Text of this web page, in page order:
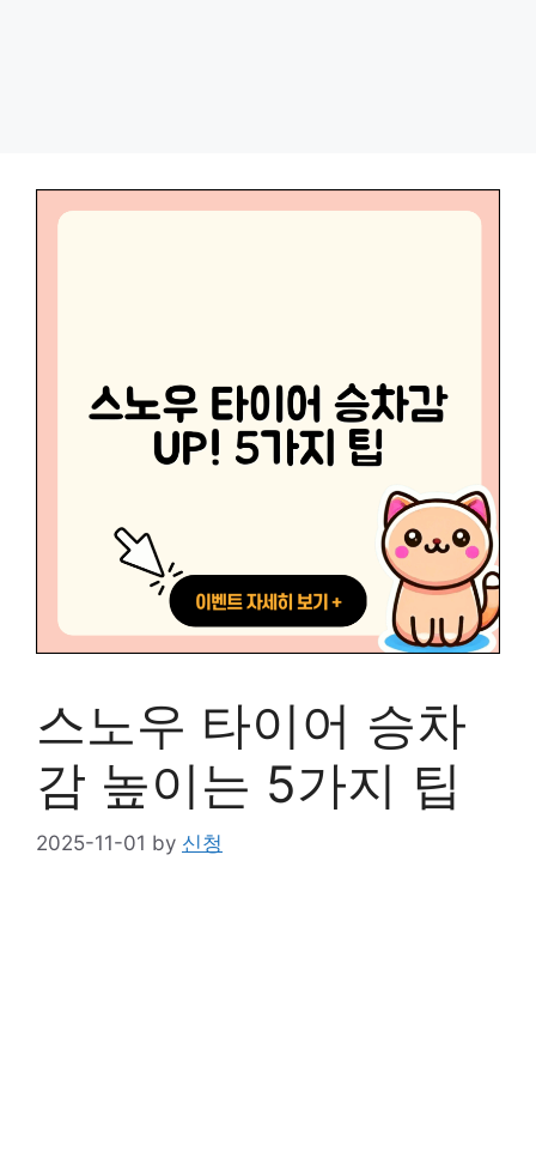
스노우 타이어 승차
감 높이는 5가지 팁
2025-11-01 by 신청